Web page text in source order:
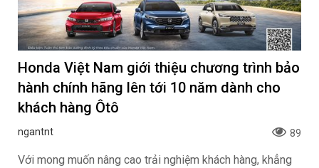
Honda Việt Nam giới thiệu chương trình bảo
hành chính hãng lên tới 10 năm dành cho
khách hàng Ôtô
ngantnt 89
Với mong muốn nâng cao trải nghiệm khách hàng, khẳng